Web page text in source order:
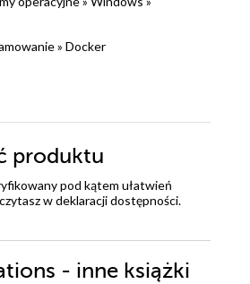
» Docker
produktu
pod kątem ułatwień
wdeklaracji dostępności.
- inne książki